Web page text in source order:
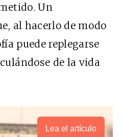
Un
al hacerlo de modo
puede replegarse
de la vida
Lea el artículo